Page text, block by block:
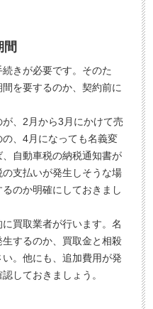
間
きが必要です。そのた
を要するのか、契約前に
、2月から3月にかけて売
、4月になっても名義変
自動車税の納税通知書が
支払いが発生しそうな場
のか明確にしておきまし
買取業者が行います。名
するのか、買取金と相殺
。他にも、追加費用が発
しておきましょう。